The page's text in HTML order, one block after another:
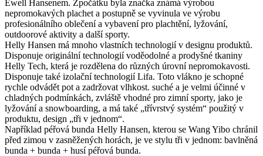
Ewell Hansenem. Zpočátku byla značka známá výrobou
nepromokavých plachet a postupně se vyvinula ve výrobu
profesionálního oblečení a vybavení pro plachtění, lyžování,
outdoorové aktivity a další sporty.
Helly Hansen má mnoho vlastních technologií v designu produktů.
Disponuje originální technologií voděodolné a prodyšné tkaniny
Helly Tech, která je rozdělena do různých úrovní nepromokavosti.
Disponuje také izolační technologií Lifa. Toto vlákno je schopné
rychle odvádět pot a zadržovat vlhkost. suché a je velmi účinné v
chladných podmínkách, zvláště vhodné pro zimní sporty, jako je
lyžování a snowboarding, a má také „třívrstvý systém“ použitý v
produktu, design „tři v jednom“.
Například péřová bunda Helly Hansen, kterou se Wang Yibo chránil
před zimou v zasněžených horách, je ve stylu tři v jednom: bavlněná
bunda + bunda + husí péřová bunda.